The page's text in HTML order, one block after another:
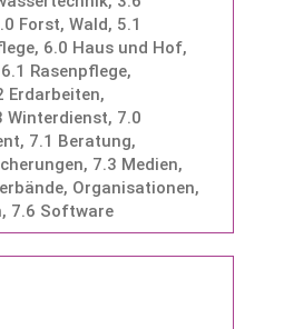
Forst, Wald, 5.1
, 6.0 Haus und Hof,
6.1 Rasenpflege,
Erdarbeiten,
Winterdienst, 7.0
, 7.1 Beratung,
, 7.3 Medien,
Organisationen,
, 7.6 Software